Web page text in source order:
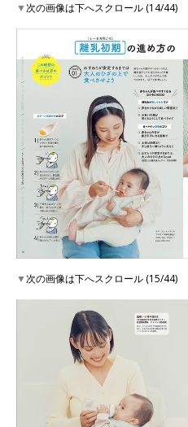
▼次の画像は下へスクロール (14/44)
▼次の画像は下へスクロール (15/44)